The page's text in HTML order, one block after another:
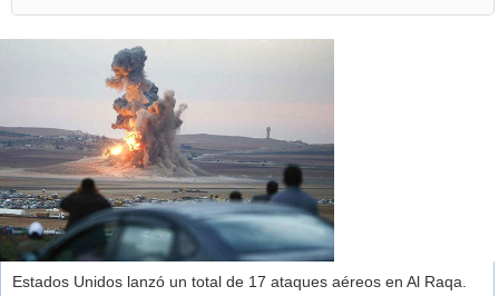
Estados Unidos lanzó un total de 17 ataques aéreos en Al Raqa.